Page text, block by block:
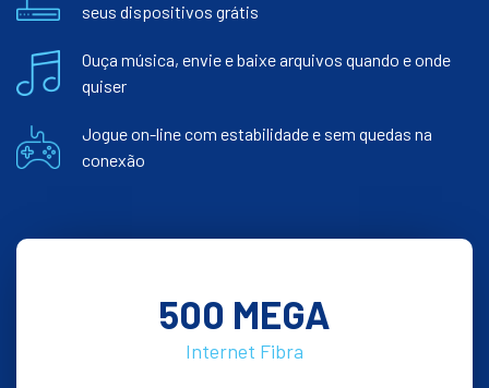
seus dispositivos grátis
Ouça música, envie e baixe arquivos quando e onde
quiser
Jogue on-line com estabilidade e sem quedas na
conexão
500 MEGA
Internet Fibra